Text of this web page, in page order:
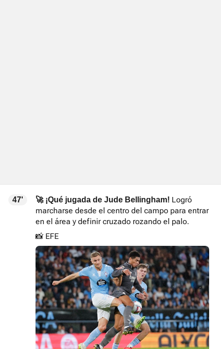
47' 🚀 ¡Qué jugada de Jude Bellingham! Logró
marcharse desde el centro del campo para entrar
en el área y definir cruzado rozando el palo.
📸 EFE